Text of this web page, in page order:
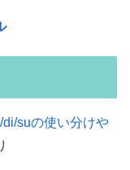
suの使い分けや